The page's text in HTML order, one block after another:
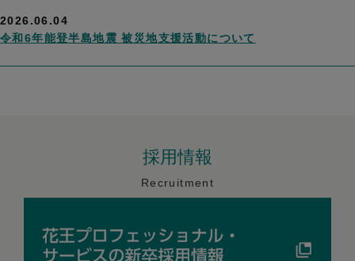
2026.06.04
令和6年能登半島地震 被災地支援活動について
採用情報
Recruitment